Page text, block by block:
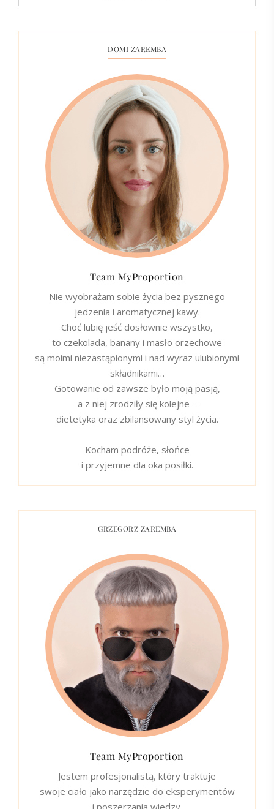
DOMI ZAREMBA
Team MyProportion
Nie wyobrażam sobie życia bez pysznego
jedzenia i aromatycznej kawy.
Choć lubię jeść dosłownie wszystko,
to czekolada, banany i masło orzechowe
są moimi niezastąpionymi i nad wyraz ulubionymi
składnikami…
Gotowanie od zawsze było moją pasją,
a z niej zrodziły się kolejne –
dietetyka oraz zbilansowany styl życia.
Kocham podróże, słońce
i przyjemne dla oka posiłki.
GRZEGORZ ZAREMBA
Team MyProportion
Jestem profesjonalistą, który traktuje
swoje ciało jako narzędzie do eksperymentów